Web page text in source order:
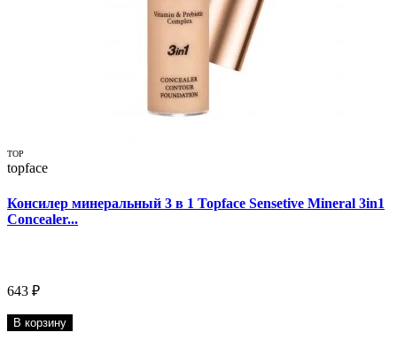
TOP
topface
Консилер минеральный 3 в 1 Topface Sensetive Mineral 3in1
Concealer...
643 ₽
В корзину